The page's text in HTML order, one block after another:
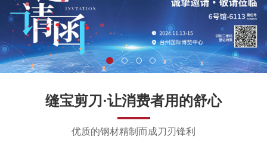
缝宝剪刀·让消费者用的舒心
优质的钢材精制而成刀刃锋利